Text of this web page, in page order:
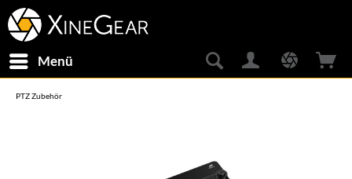
Menü
PTZ Zubehör